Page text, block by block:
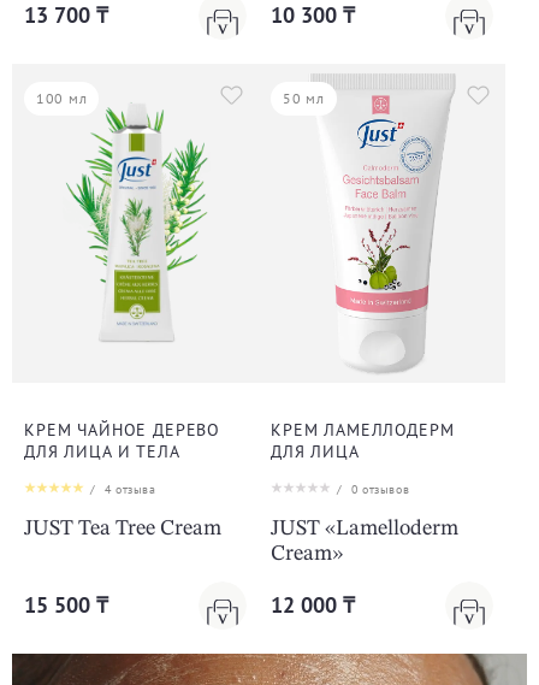
13 700 ₸ 10 300 ₸
100 мл
КРЕМ ЧАЙНОЕ ДЕРЕВО
ДЛЯ ЛИЦА И ТЕЛА
/ 4отзыва
JUST Tea Tree Cream
15 500 ₸
50 мл
КРЕМ ЛАМЕЛЛОДЕРМ
ДЛЯ ЛИЦА
/ 0 отзывов
JUST «Lamelloderm
Cream»
12 000 ₸